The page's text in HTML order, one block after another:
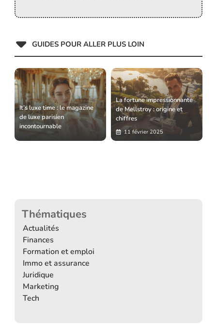
GUIDES POUR ALLER PLUS LOIN
It’s luxe time : le magazine
de luxe parisien
incontournable
La fortune impressionnante
de Mellstroy : origine et
chiffres
11 février 2025
Thématiques
Actualités
Finances
Formation et emploi
Immo et assurance
Juridique
Marketing
Tech